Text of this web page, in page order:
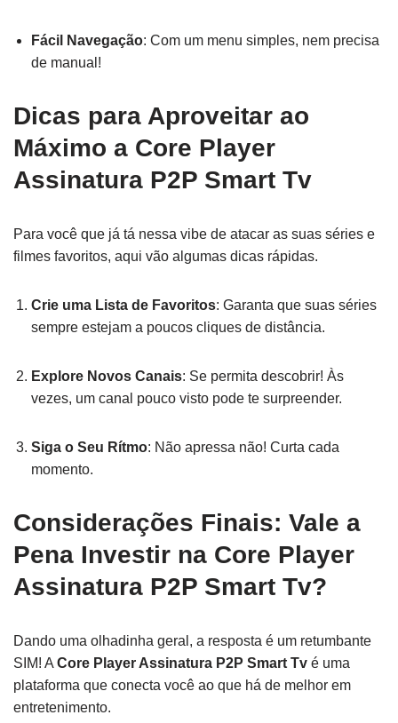
Fácil Navegação: Com um menu simples, nem precisa
de manual!
Dicas para Aproveitar ao
Máximo a Core Player
Assinatura P2P Smart Tv
Para você que já tá nessa vibe de atacar as suas séries e
filmes favoritos, aqui vão algumas dicas rápidas.
Crie uma Lista de Favoritos: Garanta que suas séries
sempre estejam a poucos cliques de distância.
Explore Novos Canais: Se permita descobrir! Às
vezes, um canal pouco visto pode te surpreender.
Siga o Seu Rítmo: Não apressa não! Curta cada
momento.
Considerações Finais: Vale a
Pena Investir na Core Player
Assinatura P2P Smart Tv?
Dando uma olhadinha geral, a resposta é um retumbante
SIM! A Core Player Assinatura P2P Smart Tv é uma
plataforma que conecta você ao que há de melhor em
entretenimento.